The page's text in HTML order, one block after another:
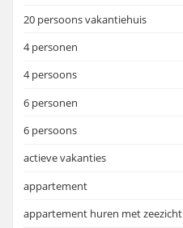
20 persoons vakantiehuis
4 personen
4 persoons
6 personen
6 persoons
actieve vakanties
appartement
appartement huren met zeezicht